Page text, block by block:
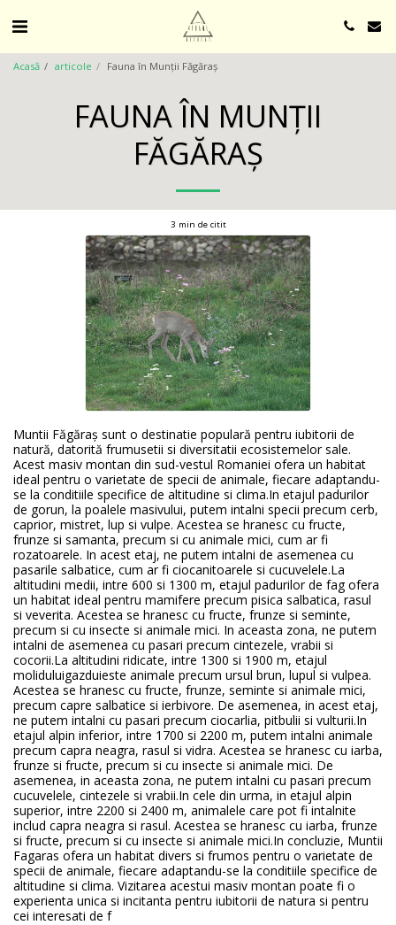
Acasă articole Fauna în Munții Făgăraș
FAUNA ÎN MUNȚII
FĂGĂRAȘ
3 min de citit
Muntii Făgăraș sunt o destinatie populară pentru iubitorii de
natură, datorită frumusetii si diversitatii ecosistemelor sale.
Acest masiv montan din sud-vestul Romaniei ofera un habitat
ideal pentru o varietate de specii de animale, fiecare adaptandu-
se la conditiile specifice de altitudine si clima.In etajul padurilor
de gorun, la poalele masivului, putem intalni specii precum cerb,
caprior, mistret, lup si vulpe. Acestea se hranesc cu fructe,
frunze si samanta, precum si cu animale mici, cum ar fi
rozatoarele. In acest etaj, ne putem intalni de asemenea cu
pasarile salbatice, cum ar fi ciocanitoarele si cucuvelele.La
altitudini medii, intre 600 si 1300 m, etajul padurilor de fag ofera
un habitat ideal pentru mamifere precum pisica salbatica, rasul
si veverita. Acestea se hranesc cu fructe, frunze si seminte,
precum si cu insecte si animale mici. In aceasta zona, ne putem
intalni de asemenea cu pasari precum cintezele, vrabii si
cocorii.La altitudini ridicate, intre 1300 si 1900 m, etajul
moliduluigazduieste animale precum ursul brun, lupul si vulpea.
Acestea se hranesc cu fructe, frunze, seminte si animale mici,
precum capre salbatice si ierbivore. De asemenea, in acest etaj,
ne putem intalni cu pasari precum ciocarlia, pitbulii si vulturii.In
etajul alpin inferior, intre 1700 si 2200 m, putem intalni animale
precum capra neagra, rasul si vidra. Acestea se hranesc cu iarba,
frunze si fructe, precum si cu insecte si animale mici. De
asemenea, in aceasta zona, ne putem intalni cu pasari precum
cucuvelele, cintezele si vrabii.In cele din urma, in etajul alpin
superior, intre 2200 si 2400 m, animalele care pot fi intalnite
includ capra neagra si rasul. Acestea se hranesc cu iarba, frunze
si fructe, precum si cu insecte si animale mici.In concluzie, Muntii
Fagaras ofera un habitat divers si frumos pentru o varietate de
specii de animale, fiecare adaptandu-se la conditiile specifice de
altitudine si clima. Vizitarea acestui masiv montan poate fi o
experienta unica si incitanta pentru iubitorii de natura si pentru
cei interesati de f